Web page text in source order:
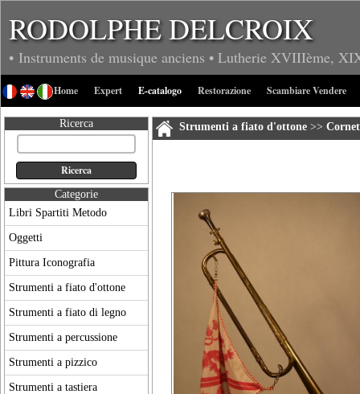
RODOLPHE DELCROIX
• Instruments de musique anciens • Lutherie XVIIIème,
Home Expert E-catalogo Restorazione Scambiare Vendere
Ricerca
Categorie
Libri Spartiti Metodo
Oggetti
Pittura Iconografia
Strumenti a fiato d'ottone
Strumenti a fiato di legno
Strumenti a percussione
Strumenti a pizzico
Strumenti a tastiera
Strumenti a fiato d'ottone>>